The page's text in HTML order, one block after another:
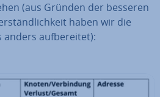
(aus Gründen der besseren
haben wir die
anders auf­be­rei­tet):